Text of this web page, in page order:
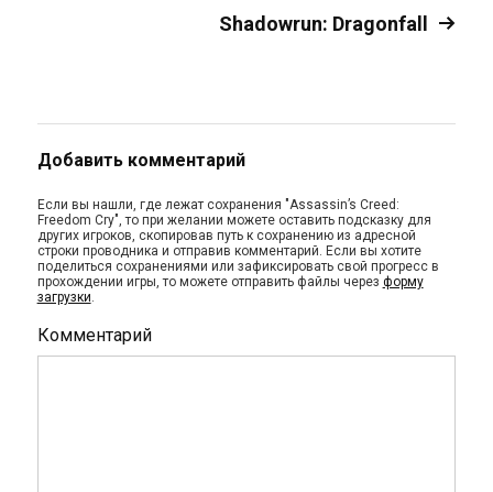
Shadowrun: Dragonfall
Добавить комментарий
Если вы нашли, где лежат сохранения "Assassin’s Creed:
Freedom Cry", то при желании можете оставить подсказку для
других игроков, скопировав путь к сохранению из адресной
строки проводника и отправив комментарий. Если вы хотите
поделиться сохранениями или зафиксировать свой прогресс в
прохождении игры, то можете отправить файлы через форму
загрузки.
Комментарий